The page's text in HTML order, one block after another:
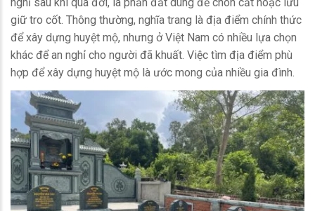
giữ tro cốt. Thông thường, nghĩa trang là địa điểm chính thức
để xây dựng huyệt mộ, nhưng ở Việt Nam có nhiều lựa chọn
khác để an nghỉ cho người đã khuất. Việc tìm địa điểm phù
hợp để xây dựng huyệt mộ là ước mong của nhiều gia đình.